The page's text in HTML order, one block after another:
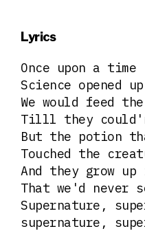
Lyrics
Once upon a time
Science opened
We would feed
Tilll they
But the potion
Touched the
And they grow up
That we'd never
Supernature,
supernature,